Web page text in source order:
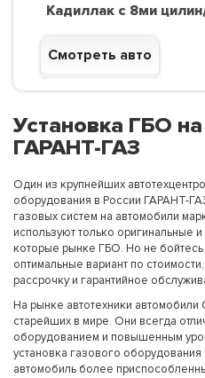
Кадиллак с 8ми
Смотреть авто
Установка ГБО
ГАРАНТ-ГАЗ
Один из крупнейших
оборудования в России ГАРАНТ-
газовых систем на автомобили
используют только оригинальные
которые рынке ГБО. Но не
оптимальные вариант по
рассрочку и гарантийное
На рынке автотехники
старейших в мире. Они всегда
оборудованием и повышенным
установка газового
автомобиль более